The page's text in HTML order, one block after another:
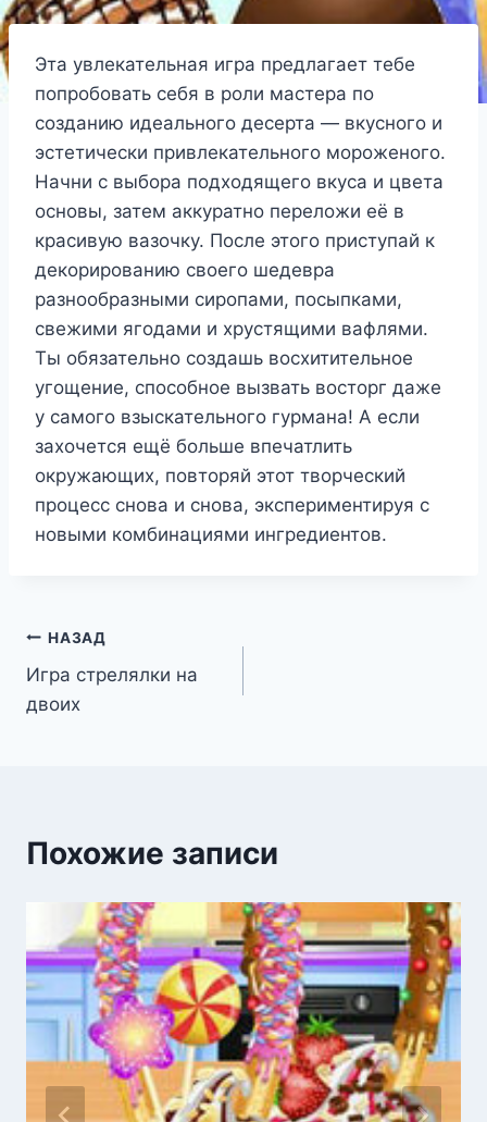
Эта увлекательная игра предлагает тебе
попробовать себя в роли мастера по
созданию идеального десерта — вкусного и
эстетически привлекательного мороженого.
Начни с выбора подходящего вкуса и цвета
основы, затем аккуратно переложи её в
красивую вазочку. После этого приступай к
декорированию своего шедевра
разнообразными сиропами, посыпками,
свежими ягодами и хрустящими вафлями.
Ты обязательно создашь восхитительное
угощение, способное вызвать восторг даже
у самого взыскательного гурмана! А если
захочется ещё больше впечатлить
окружающих, повторяй этот творческий
процесс снова и снова, экспериментируя с
новыми комбинациями ингредиентов.
Навигация
по
НАЗАД
Игра стрелялки на
двоих
Похожие записи